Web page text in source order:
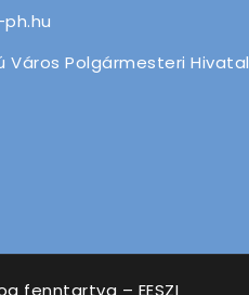
Város Polgármesteri Hivatal
fenntartva – EESZI